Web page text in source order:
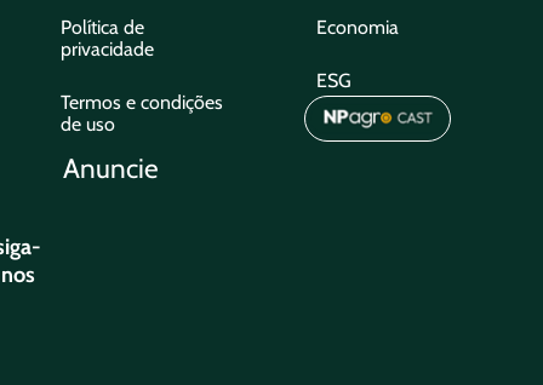
Política de
privacidade
Termos e condições
de uso
Anuncie
Economia
ESG
nos